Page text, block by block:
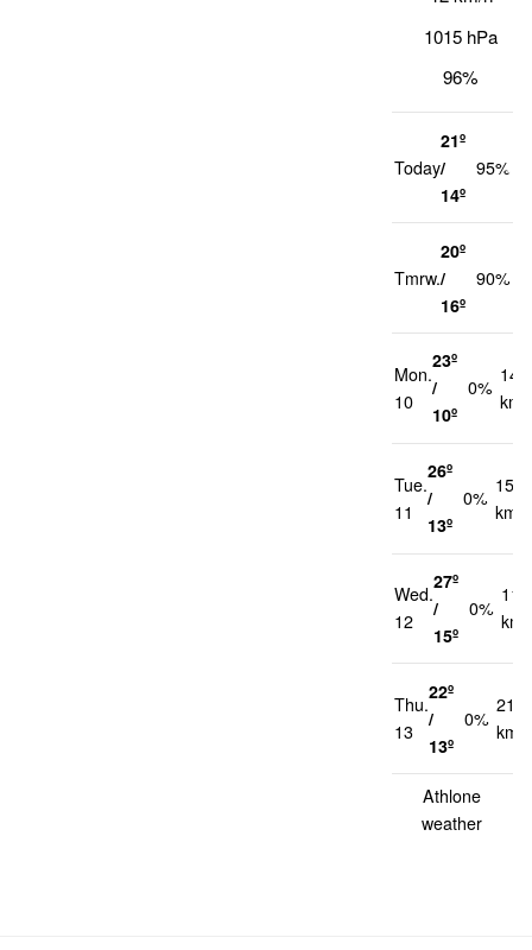
1015 hPa
96%
Today
21º
/
14º
95%
Tmrw.
20º
/
16º
90%
Mon.
10
23º
/
10º
0%
14
km/
Tue.
11
26º
/
13º
0%
15
km/h
Wed.
12
27º
/
15º
0%
11
Thu.
13
22º
/
13º
0%
21
km/h
Athlone
weather